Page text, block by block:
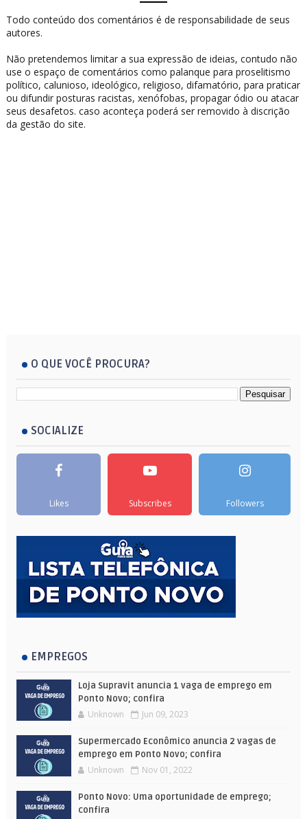
Todo conteúdo dos comentários é de responsabilidade de seus
autores.
Não pretendemos limitar a sua expressão de ideias, contudo não
use o espaço de comentários como palanque para proselitismo
político, calunioso, ideológico, religioso, difamatório, para praticar
ou difundir posturas racistas, xenófobas, propagar ódio ou atacar
seus desafetos. caso aconteça poderá ser removido à discrição
da gestão do site.
O QUE VOCÊ PROCURA?
SOCIALIZE
Likes Subscribes Followers
EMPREGOS
Loja Supravit anuncia 1 vaga de emprego em
Ponto Novo; confira
Unknown Jun 09, 2023
Supermercado Econômico anuncia 2 vagas de
emprego em Ponto Novo; confira
Unknown Nov 01, 2022
Ponto Novo: Uma oportunidade de emprego;
confira